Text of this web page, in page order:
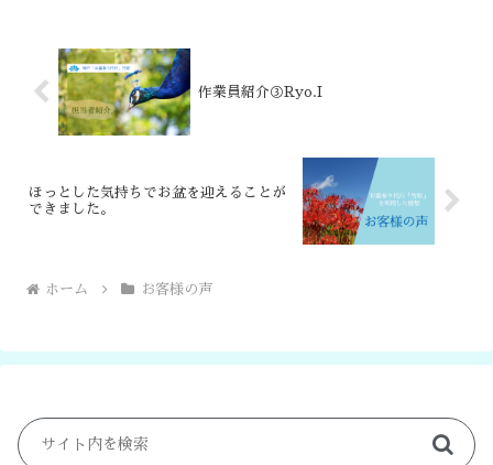
作業員紹介③Ryo.I
ほっとした気持ちでお盆を迎えることが
できました。
ホーム お客様の声